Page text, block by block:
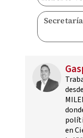
en